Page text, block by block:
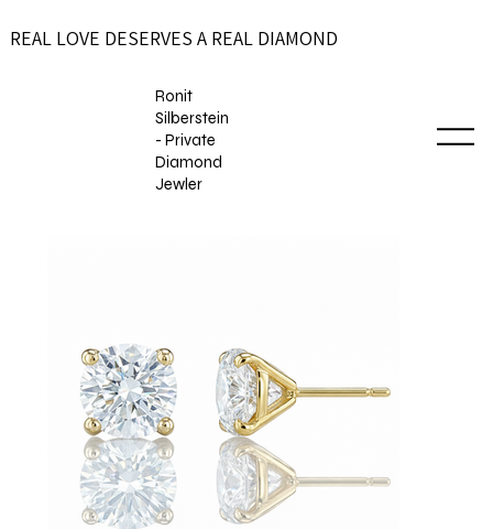
REAL LOVE DESERVES A REAL DIAMOND
Ronit
Silberstein
- Private
Diamond
Jewler